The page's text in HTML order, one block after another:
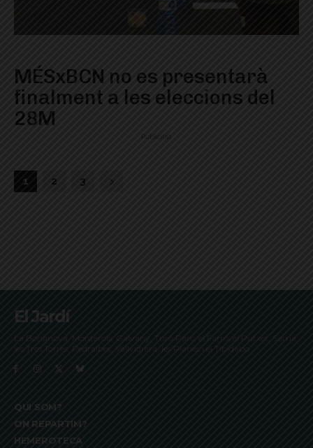
MÉSxBCN no es presentarà
finalment a les eleccions del
28M
Publicitat
1 2 3
El Jardí
La Bonanova, Monterols, Galvany, Turó Parc, el Farró, el Putxet, Sarrià,
les Tres Torres, Pedralbes, Vallvidrera, les Planes i el Tibidabo
QUI SOM?
ON REPARTIM?
HEMEROTECA